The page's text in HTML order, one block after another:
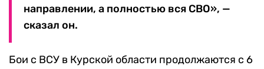
направлении, а полностью вся СВО», —
сказал он.
Бои с ВСУ в Курской области продолжаются с 6